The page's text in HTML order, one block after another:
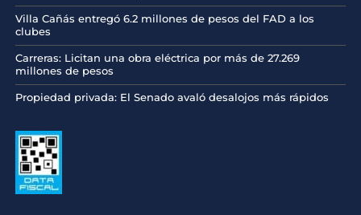
Villa Cañás entregó 6.2 millones de pesos del FAD a los
clubes
Carreras: Licitan una obra eléctrica por más de 27.269
millones de pesos
Propiedad privada: El Senado avaló desalojos más rápidos